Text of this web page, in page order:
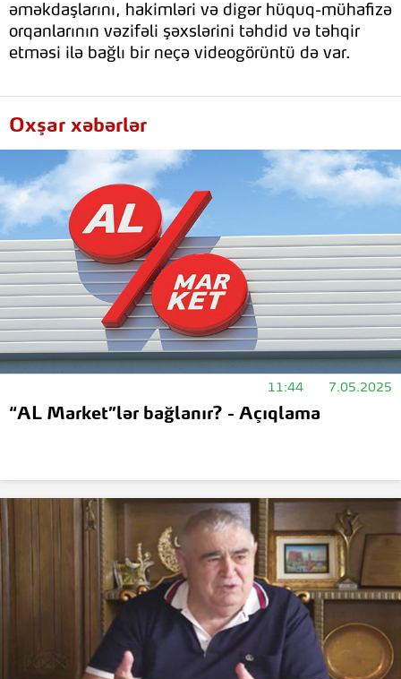
əməkdaşlarını, hakimləri və digər hüquq-mühafizə
orqanlarının vəzifəli şəxslərini təhdid və təhqir
etməsi ilə bağlı bir neçə videogörüntü də var.
Oxşar xəbərlər
11:44 7.05.2025
“AL Market”lər bağlanır? - Açıqlama